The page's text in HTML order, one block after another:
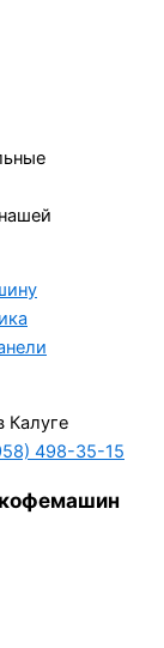
Калуге
498-35-15